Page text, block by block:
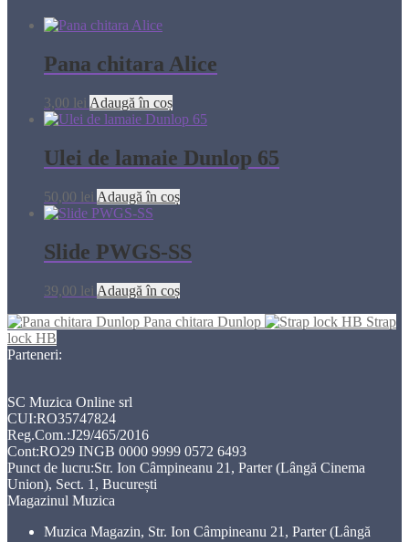
Pana chitara Alice
3,00 lei Adaugă în coș
Ulei de lamaie Dunlop 65
50,00 lei Adaugă în coș
Slide PWGS-SS
39,00 lei Adaugă în coș
Pana chitara Dunlop
Strap
lock HB
Parteneri:
SC Muzica Online srl
CUI:RO35747824
Reg.Com.:J29/465/2016
Cont:RO29 INGB 0000 9999 0572 6493
Punct de lucru:Str. Ion Câmpineanu 21, Parter (Lângă Cinema
Union), Sect. 1, București
Magazinul Muzica
Muzica Magazin, Str. Ion Câmpineanu 21, Parter (Lângă